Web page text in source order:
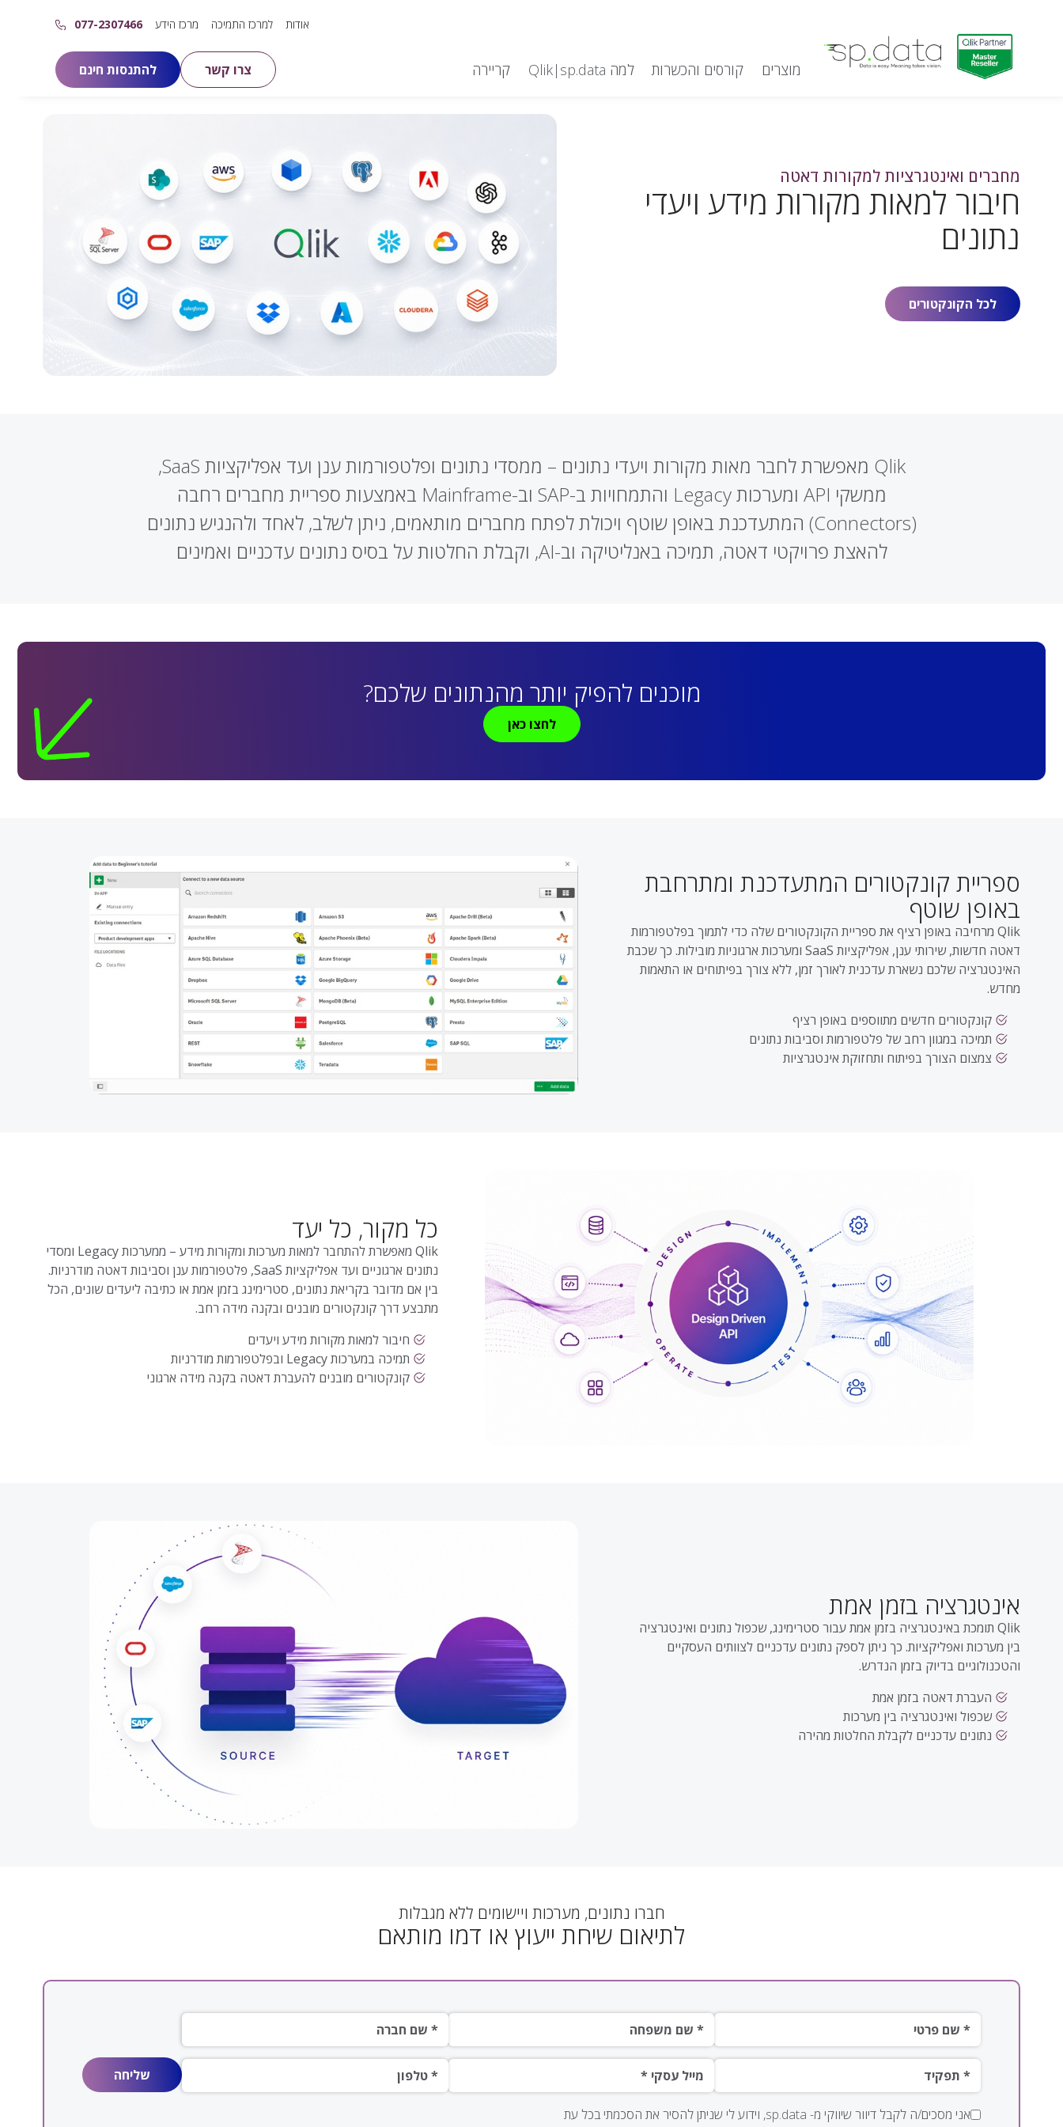
מוצרים קורסים והכשרות למה Qlik|sp.data קריירה
אודות למרכז התמיכה מרכז הידע 077-2307466
צרו קשר להתנסות חינם
מחברים ואינטגרציות למקורות דאטה
חיבור למאות מקורות מידע ויעדי
נתונים
לכל הקונקטורים
Qlik מאפשרת לחבר מאות מקורות ויעדי נתונים – ממסדי נתונים ופלטפורמות ענן ועד אפליקציות SaaS,
ממשקי API ומערכות Legacy והתמחויות ב-SAP וב-Mainframe באמצעות ספריית מחברים רחבה
(Connectors) המתעדכנת באופן שוטף ויכולת לפתח מחברים מותאמים, ניתן לשלב, לאחד ולהנגיש נתונים
להאצת פרויקטי דאטה, תמיכה באנליטיקה וב-AI, וקבלת החלטות על בסיס נתונים עדכניים ואמינים
מוכנים להפיק יותר מהנתונים שלכם?
לחצו כאן
ספריית קונקטורים המתעדכנת ומתרחבת
באופן שוטף
Qlik מרחיבה באופן רציף את ספריית הקונקטורים שלה כדי לתמוך בפלטפורמות
דאטה חדשות, שירותי ענן, אפליקציות SaaS ומערכות ארגוניות מובילות. כך שכבת
האינטגרציה שלכם נשארת עדכנית לאורך זמן, ללא צורך בפיתוחים או התאמות
מחדש.
קונקטורים חדשים מתווספים באופן רציף
תמיכה במגוון רחב של פלטפורמות וסביבות נתונים
צמצום הצורך בפיתוח ותחזוקת אינטגרציות
כל מקור, כל יעד
Qlik מאפשרת להתחבר למאות מערכות ומקורות מידע – ממערכות Legacy ומסדי
נתונים ארגוניים ועד אפליקציות SaaS, פלטפורמות ענן וסביבות דאטה מודרניות.
בין אם מדובר בקריאת נתונים, סטרימינג בזמן אמת או כתיבה ליעדים שונים, הכל
מתבצע דרך קונקטורים מובנים ובקנה מידה רחב.
חיבור למאות מקורות מידע ויעדים
תמיכה במערכות Legacy ובפלטפורמות מודרניות
קונקטורים מובנים להעברת דאטה בקנה מידה ארגוני
אינטגרציה בזמן אמת
Qlik תומכת באינטגרציה בזמן אמת עבור סטרימינג, שכפול נתונים ואינטגרציה
בין מערכות ואפליקציות. כך ניתן לספק נתונים עדכניים לצוותים העסקיים
והטכנולוגיים בדיוק בזמן הנדרש.
העברת דאטה בזמן אמת
שכפול ואינטגרציה בין מערכות
נתונים עדכניים לקבלת החלטות מהירה
חברו נתונים, מערכות ויישומים ללא מגבלות
לתיאום שיחת ייעוץ או דמו מותאם
שם פרטי* שם משפחה* שם חברה *
תפקיד* *מייל עסקי טלפון*
אני מסכים/ה לקבל דיוור שיווקי מ- sp.data, וידוע לי שניתן להסיר את הסכמתי בכל עת